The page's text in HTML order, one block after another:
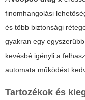
finomhangolási
és több biztonsági
gyakran egy
kevésbé igényli a
automata működést
Tartozékok és